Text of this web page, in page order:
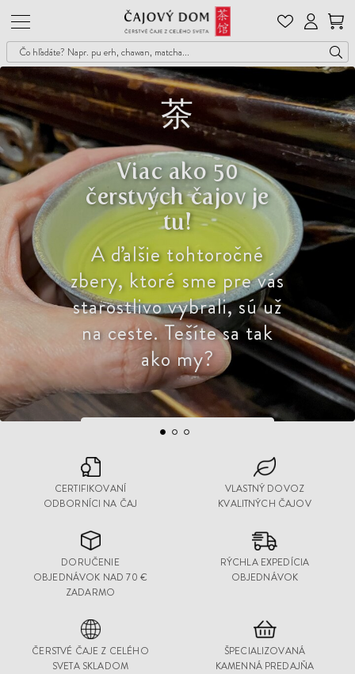
Čajový
Dom
茶
Viac ako 50
čerstvých čajov je
tu!
A ďalšie tohtoročné
zbery, ktoré sme pre vás
starostlivo vybrali, sú už
na ceste. Tešíte sa tak
ako my?
VYBERTE SI ZO ZBEROV 2026
CERTIFIKOVANÍ
ODBORNÍCI NA ČAJ
VLASTNÝ DOVOZ
KVALITNÝCH ČAJOV
DORUČENIE
OBJEDNÁVOK NAD 70 €
ZADARMO
RÝCHLA EXPEDÍCIA
OBJEDNÁVOK
ČERSTVÉ ČAJE Z CELÉHO
SVETA SKLADOM
ŠPECIALIZOVANÁ
KAMENNÁ PREDAJŇA